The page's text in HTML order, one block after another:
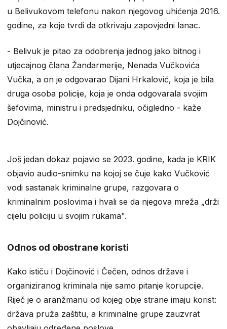
u Belivukovom telefonu nakon njegovog uhićenja 2016.
godine, za koje tvrdi da otkrivaju zapovjedni lanac.
- Belivuk je pitao za odobrenja jednog jako bitnog i
utjecajnog člana Žandarmerije, Nenada Vučkovića
Vučka, a on je odgovarao Dijani Hrkalović, koja je bila
druga osoba policije, koja je onda odgovarala svojim
šefovima, ministru i predsjedniku, očigledno - kaže
Dojčinović.
Još jedan dokaz pojavio se 2023. godine, kada je KRIK
objavio audio-snimku na kojoj se čuje kako Vučković
vodi sastanak kriminalne grupe, razgovara o
kriminalnim poslovima i hvali se da njegova mreža „drži
cijelu policiju u svojim rukama".
Odnos od obostrane koristi
Kako ističu i Dojčinović i Čečen, odnos države i
organiziranog kriminala nije samo pitanje korupcije.
Riječ je o aranžmanu od kojeg obje strane imaju korist:
država pruža zaštitu, a kriminalne grupe zauzvrat